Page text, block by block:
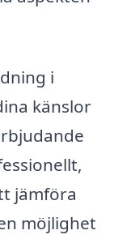
i
känslor
jämföra
möjlighet